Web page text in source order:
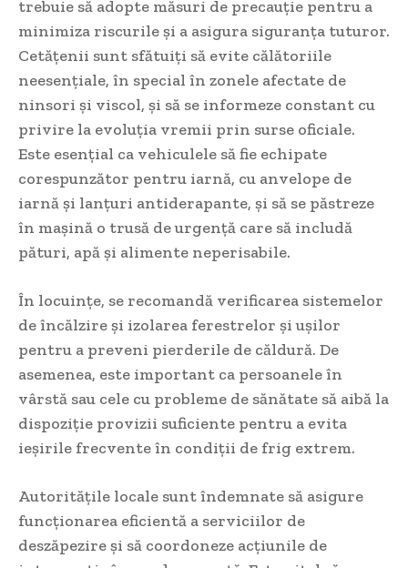
trebuie să adopte măsuri de precauție pentru a
minimiza riscurile și a asigura siguranța tuturor.
Cetățenii sunt sfătuiți să evite călătoriile
neesențiale, în special în zonele afectate de
ninsori și viscol, și să se informeze constant cu
privire la evoluția vremii prin surse oficiale.
Este esențial ca vehiculele să fie echipate
corespunzător pentru iarnă, cu anvelope de
iarnă și lanțuri antiderapante, și să se păstreze
în mașină o trusă de urgență care să includă
pături, apă și alimente neperisabile.
În locuințe, se recomandă verificarea sistemelor
de încălzire și izolarea ferestrelor și ușilor
pentru a preveni pierderile de căldură. De
asemenea, este important ca persoanele în
vârstă sau cele cu probleme de sănătate să aibă la
dispoziție provizii suficiente pentru a evita
ieșirile frecvente în condiții de frig extrem.
Autoritățile locale sunt îndemnate să asigure
funcționarea eficientă a serviciilor de
deszăpezire și să coordoneze acțiunile de